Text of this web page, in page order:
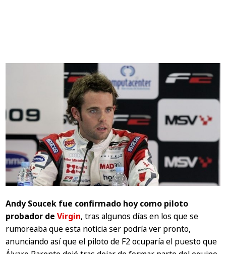
Andy Soucek fue confirmado hoy como piloto
probador deVirgin, tras algunos días en los que se
rumoreaba que esta noticia ser podría ver pronto,
anunciando así que el piloto de F2 ocuparía el puesto que